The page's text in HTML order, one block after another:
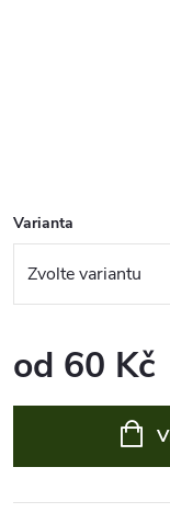
Varianta
od 60 Kč